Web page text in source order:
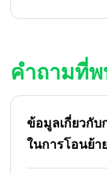
คำถามที่
ข้อมูลเกี่ยวกั
ในการโอนย้